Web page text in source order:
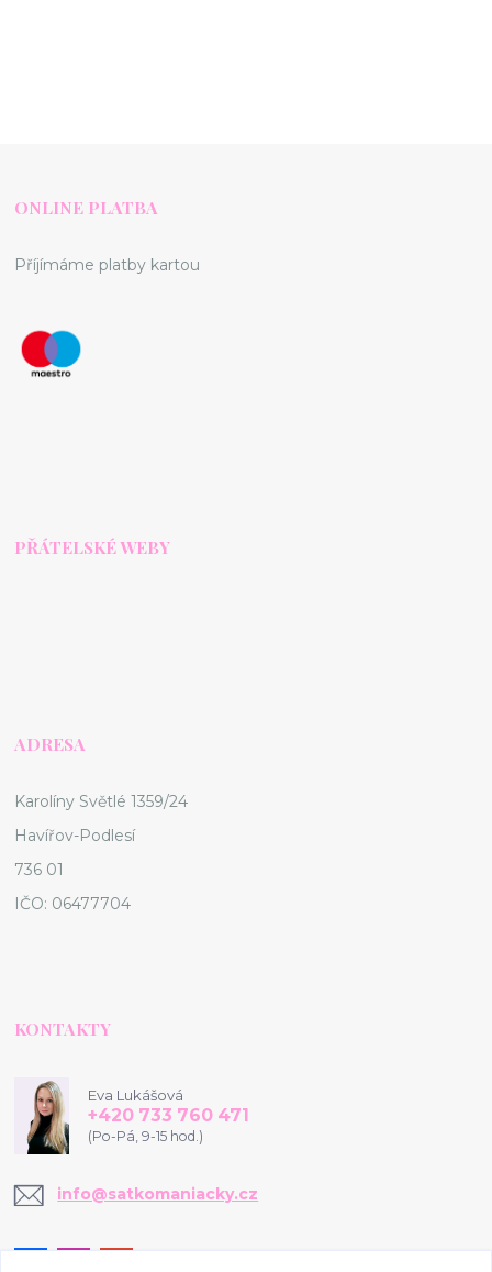
ONLINE PLATBA
Příjímáme platby kartou
PŘÁTELSKÉ WEBY
ADRESA
Karolíny Světlé 1359/24
Havířov-Podlesí
736 01
IČO: 06477704
KONTAKTY
Eva Lukášová
+420 733 760 471
(Po-Pá, 9-15 hod.)
info@satkomaniacky.cz